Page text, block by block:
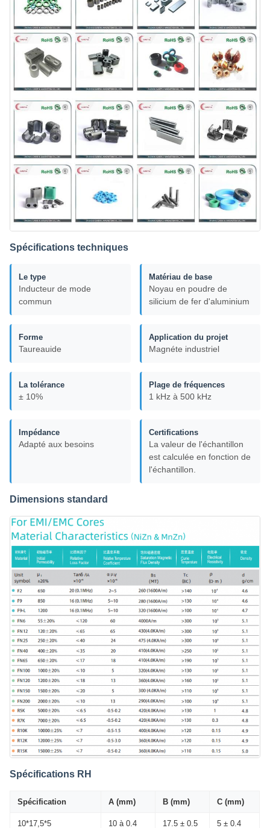
Spécifications techniques
Le type
Inducteur de mode
commun
Matériau de base
Noyau en poudre de
silicium de fer d'aluminium
Forme
Taureauide
Application du projet
Magnéte industriel
La tolérance
± 10%
Plage de fréquences
1 kHz à 500 kHz
Impédance
Adapté aux besoins
Certifications
La valeur de l'échantillon
est calculée en fonction de
l'échantillon.
Dimensions standard
Spécifications RH
Spécification A (mm) B (mm) C (mm)
10*17,5*5 10 à 0.4 17.5 ± 0.5 5 ± 0.4